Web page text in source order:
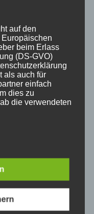
auf den
beim Erlass
(DS-GVO)
als auch für
einfach
dies zu
die verwendeten